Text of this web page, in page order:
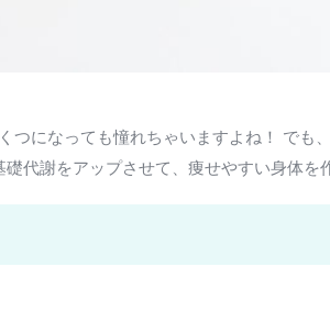
つになっても憧れちゃいますよね！ で
代謝をアップさせて、痩せやすい身体を